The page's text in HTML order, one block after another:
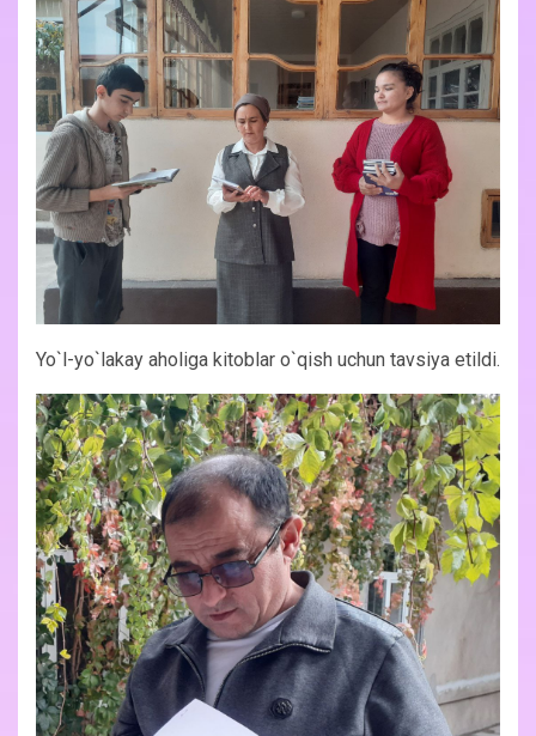
Yo`l-yo`lakay aholiga kitoblar o`qish uchun tavsiya etildi.